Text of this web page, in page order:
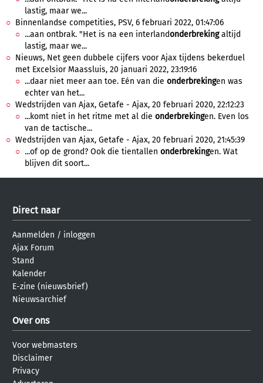
lastig, maar we...
Binnenlandse competities, PSV, 6 februari 2022, 01:47:06
...aan ontbrak. "Het is na een interlandonderbrekingaltijd
lastig, maar we...
Nieuws, Net geen dubbele cijfers voor Ajax tijdens bekerduel
met Excelsior Maassluis, 20 januari 2022, 23:19:16
...daar niet meer aan toe. Eén van die onderbrekingen was
echter van het...
Wedstrijden van Ajax, Getafe - Ajax, 20 februari 2020, 22:12:23
...komt niet in het ritme met al die onderbrekingen. Even los
van de tactische...
Wedstrijden van Ajax, Getafe - Ajax, 20 februari 2020, 21:45:39
...of op de grond? Ook die tientallen onderbrekingen. Wat
blijven dit soort...
Direct naar
Aanmelden / inloggen
Ajax Forum
Stand
Kalender
E-zine (nieuwsbrief)
Nieuwsarchief
Over ons
Voor webmasters
Disclaimer
Privacy